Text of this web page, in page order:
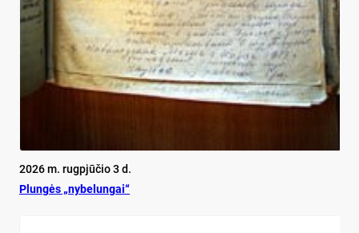
2026 m. rugpjūčio 3 d.
Plun­gės „ny­be­lun­gai“